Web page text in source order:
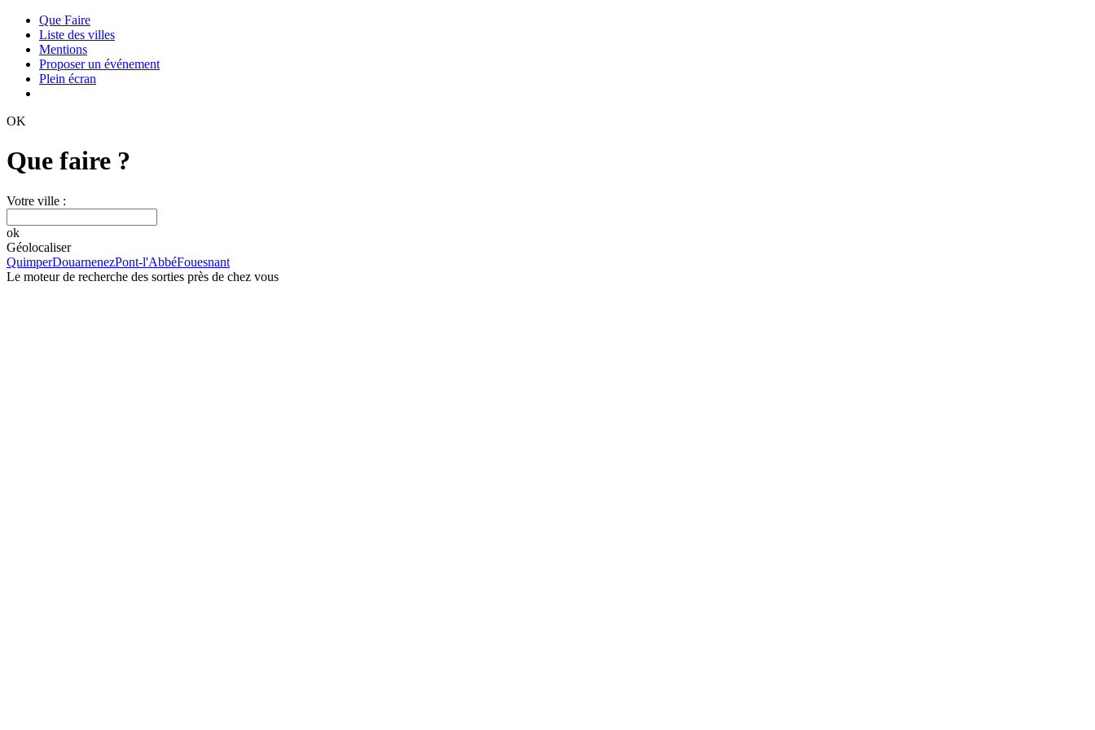
Que Faire
Liste des villes
Mentions
Proposer un événement
Plein écran
OK
Que faire ?
Votre ville :
ok
Géolocaliser
QuimperDouarnenezPont-l'AbbéFouesnant
Le moteur de recherche des sorties près de chez vous